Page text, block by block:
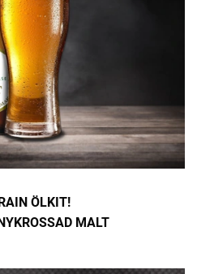
ÖLKIT!
MALT